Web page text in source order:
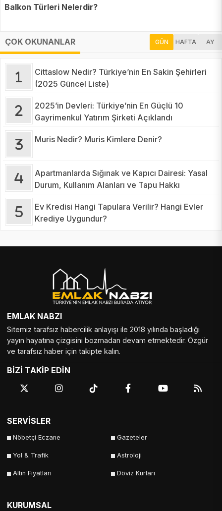
Balkon Türleri Nelerdir?
ÇOK OKUNANLAR GÜN HAFTA AY
Cittaslow Nedir? Türkiye’nin En Sakin Şehirleri
(2025 Güncel Liste)
2025’in Devleri: Türkiye’nin En Güçlü 10
Gayrimenkul Yatırım Şirketi Açıklandı
Muris Nedir? Muris Kimlere Denir?
Apartmanlarda Sığınak ve Kapıcı Dairesi: Yasal
Durum, Kullanım Alanları ve Tapu Hakkı
Ev Kredisi Hangi Tapulara Verilir? Hangi Evler
Krediye Uygundur?
EMLAK NABZI
Sitemiz tarafsız habercilik anlayışı ile 2018 yılında başladığı
yayın hayatına çizgisini bozmadan devam etmektedir. Özgür
ve tarafsız haber için takipte kalın.
BİZİ TAKİP EDİN
SERVİSLER
Nöbetçi Eczane Gazeteler
Yol & Trafik Astroloji
Altın Fiyatları Döviz Kurları
KURUMSAL